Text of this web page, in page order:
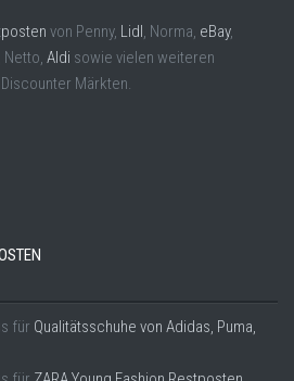
von Penny, Lidl, Norma, eBay,
Netto, Aldi sowie vielen weiteren
Märkten.
für Qualitätsschuhe von Adidas, Puma,